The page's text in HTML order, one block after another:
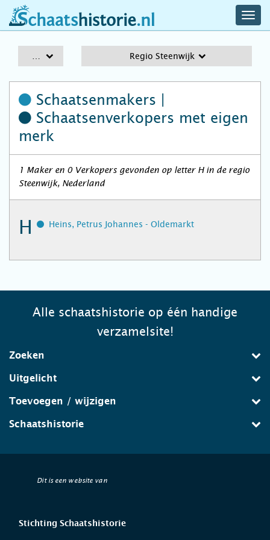
schaatshistorie.nl
Regio Steenwijk
Schaatsenmakers |
Schaatsenverkopers met eigen
merk
1 Maker en 0 Verkopers gevonden op letter H in de regio
Steenwijk, Nederland
H Heins, Petrus Johannes - Oldemarkt
Alle schaatshistorie op één handige
verzamelsite!
Zoeken
Uitgelicht
Toevoegen / wijzigen
Schaatshistorie
Dit is een website van
Stichting Schaatshistorie